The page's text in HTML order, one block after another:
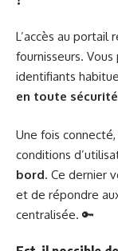
L’accès au
fournisseurs.
identifiants
en toute sécurité
Une fois
conditions
bord. Ce dernier
et de répondre
centralisée. 🔑